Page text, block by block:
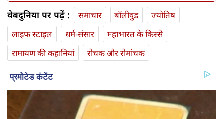
वेबदुनिया पर पढ़ें : समाचार बॉलीवुड
ज्योतिष
लाइफ स्‍टाइल
धर्म-संसार
महाभारत के किस्से
रामायण की कहानियां
रोचक और रोमांचक